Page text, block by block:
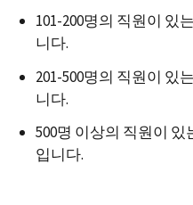
101-200명의 직원이 있
니다.
201-500명의 직원이 있
니다.
500명 이상의 직원이 있
입니다.